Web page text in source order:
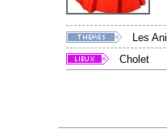
Les
Cholet